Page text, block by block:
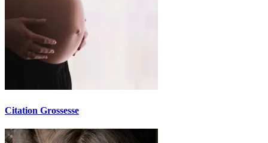
Citation Grossesse